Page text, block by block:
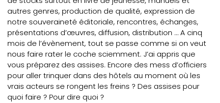
autres genres, production de qualité, expression de
notre souveraineté éditoriale, rencontres, échanges,
présentations d’œuvres, diffusion, distribution … A cinq
mois de l’évènement, tout se passe comme si on veut
nous faire rater le coche sciemment. J’ai appris que
vous préparez des assises. Encore des mess d’officiers
pour aller trinquer dans des hôtels au moment où les
vrais acteurs se rongent les freins ? Des assises pour
quoi faire ? Pour dire quoi ?